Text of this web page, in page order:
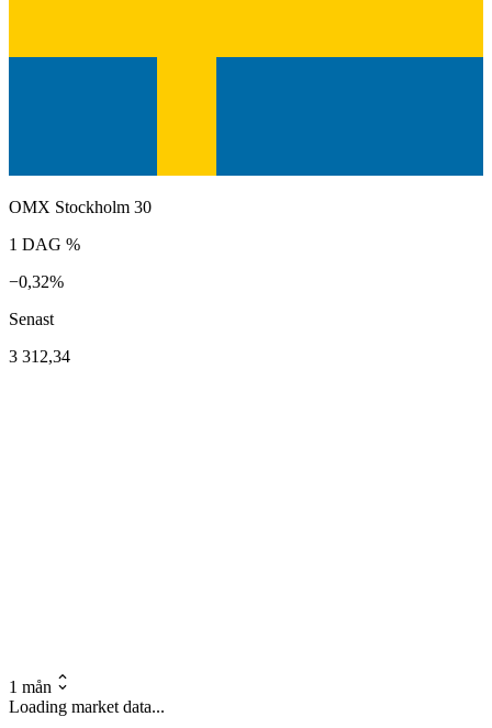
OMX Stockholm 30
1 DAG %
−0,32%
Senast
3 312,34
1 mån
Loading market data...